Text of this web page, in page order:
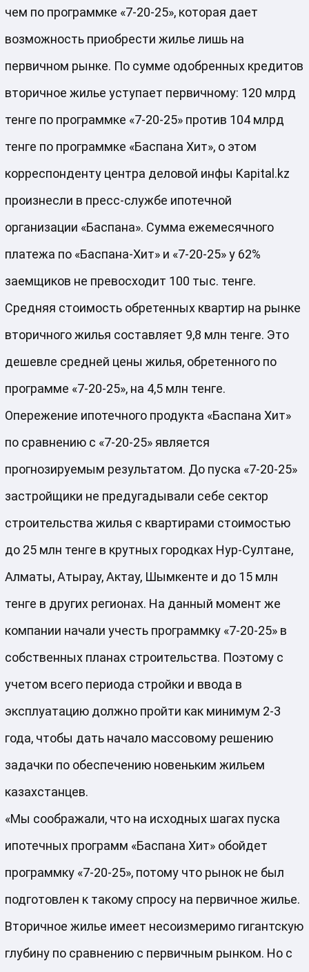
чем по программке «7-20-25», которая дает
возможность приобрести жилье лишь на
первичном рынке. По сумме одобренных кредитов
вторичное жилье уступает первичному: 120 млрд
тенге по программке «7-20-25» против 104 млрд
тенге по программке «Баспана Хит», о этом
корреспонденту центра деловой инфы Kapital.kz
произнесли в пресс-службе ипотечной
организации «Баспана». Сумма ежемесячного
платежа по «Баспана-Хит» и «7-20-25» у 62%
заемщиков не превосходит 100 тыс. тенге.
Средняя стоимость обретенных квартир на рынке
вторичного жилья составляет 9,8 млн тенге. Это
дешевле средней цены жилья, обретенного по
программе «7-20-25», на 4,5 млн тенге.
Опережение ипотечного продукта «Баспана Хит»
по сравнению с «7-20-25» является
прогнозируемым результатом. До пуска «7-20-25»
застройщики не предугадывали себе сектор
строительства жилья с квартирами стоимостью
до 25 млн тенге в крутных городках Нур-Султане,
Алматы, Атырау, Актау, Шымкенте и до 15 млн
тенге в других регионах. На данный момент же
компании начали учесть программку «7-20-25» в
собственных планах строительства. Поэтому с
учетом всего периода стройки и ввода в
эксплуатацию должно пройти как минимум 2-3
года, чтобы дать начало массовому решению
задачки по обеспечению новеньким жильем
казахстанцев.
«Мы соображали, что на исходных шагах пуска
ипотечных программ «Баспана Хит» обойдет
программку «7-20-25», потому что рынок не был
подготовлен к такому спросу на первичное жилье.
Вторичное жилье имеет несоизмеримо гигантскую
глубину по сравнению с первичным рынком. Но с